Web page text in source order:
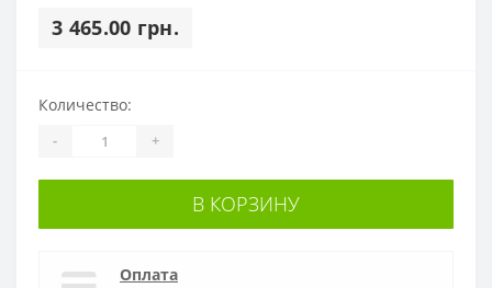
3 465.00 грн.
Количество:
- +
В КОРЗИНУ
Оплата